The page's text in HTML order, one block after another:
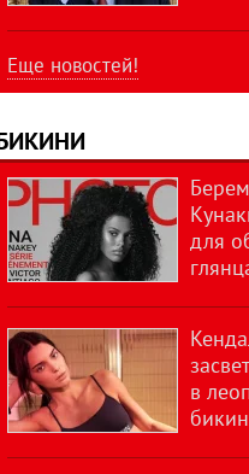
Еще новостей!
для
в